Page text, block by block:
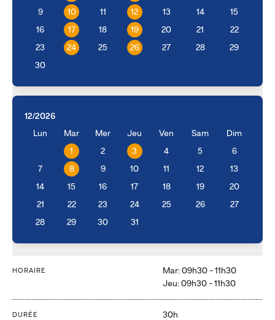
9 10 11 12 13 14 15
16 17 18 19 20 21 22
23 24 25 26 27 28 29
30
12/2026
Lun
Mar Mer Jeu Ven Sam Dim
1 2 3 4 5 6
7 8 9 10 11 12 13
14 15 16 17 18 19 20
21 22 23 24 25 26 27
28 29 30 31
HORAIRE
Mar: 09h30 - 11h30
Jeu: 09h30 - 11h30
DURÉE 30h